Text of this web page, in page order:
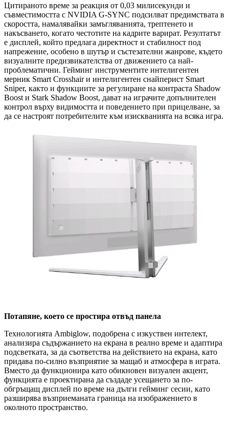
Цитираното време за реакция от 0,03 милисекунди и
съвместимостта с NVIDIA G-SYNC подсилват предимствата в
скоростта, намалявайки замъгляванията, трептенето и
накъсването, когато честотите на кадрите варират. Резултатът
е дисплей, който предлага директност и стабилност под
напрежение, особено в шутър и състезателни жанрове, където
визуалните предизвикателства от движението са най-
проблематични. Гейминг инструментите интелигентен
мерник Smart Crosshair и интелигентен снайперист Smart
Sniper, както и функциите за регулиране на контраста Shadow
Boost и Stark Shadow Boost, дават на играчите допълнителен
контрол върху видимостта и поведението при прицелване, за
да се настроят потребителите към изискванията на всяка игра.
Потапяне, което се простира отвъд панела
Технологията Ambiglow, подобрена с изкуствен интелект,
анализира съдържанието на екрана в реално време и адаптира
подсветката, за да съответства на действието на екрана, като
придава по-силно възприятие за мащаб и атмосфера в играта.
Вместо да функционира като обикновен визуален акцент,
функцията е проектирана да създаде усещането за по-
обгръщащ дисплей по време на дълги гейминг сесии, като
разширява възприеманата граница на изображението в
околното пространство.